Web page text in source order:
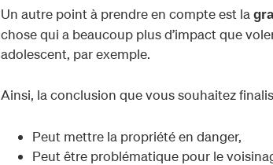
Un autre point à prendre en compte est la
chose qui a beaucoup plus d’impact que
adolescent, par exemple.
Ainsi, la conclusion que vous souhaitez
Peut mettre la propriété en danger,
Peut être problématique pour le